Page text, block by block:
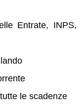
Entrate, INPS,
le scadenze